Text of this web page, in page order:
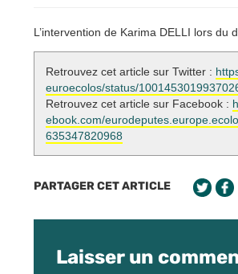
L’intervention de Karima DELLI lors du
Retrouvez cet article sur Twitter :
euroecolos/status/
Retrouvez cet article sur Facebook :
ebook.com/
635347820968
PARTAGER CET ARTICLE
Laisser un